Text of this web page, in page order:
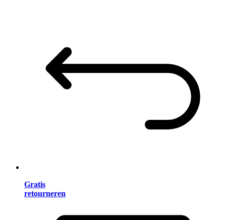
Gratis
retourneren